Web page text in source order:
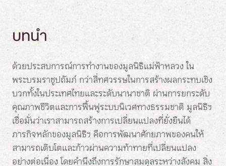
บทนำ
ด้วยประสบการณ์การทำงานของมูลนิธิแม่ฟ้าหลวง ใน
พระบรมราชูปถัมภ์ กว่าสี่ทศวรรษในการสร้างผลกระทบเชิง
บวกทั้งในประเทศไทยและระดับนานาชาติ ผ่านการยกระดับ
คุณภาพชีวิตและการฟื้นฟูระบบนิเวศทางธรรมชาติ มูลนิธิฯ
เชื่อมั่นว่าเราสามารถสร้างการเปลี่ยนแปลงที่ยั่งยืนได้
ภารกิจหลักของมูลนิธิฯ คือการพัฒนาศักยภาพของคนให้
สามารถเติบโตและก้าวผ่านความท้าทายที่เปลี่ยนแปลง
อย่างต่อเนื่อง โดยคำนึงถึงการรักษาสมดุลระหว่างสังคม สิ่ง